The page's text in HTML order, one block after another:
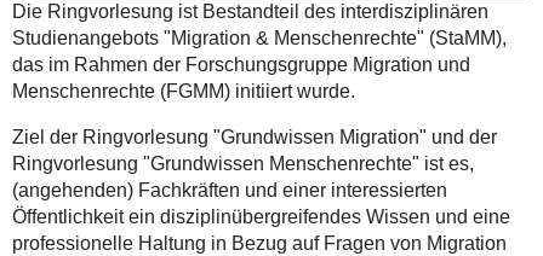
Hocks)
2025-
11-
24T16:00:00+01:00
2025-
11-
24T18:00:00+01:00
Die Ringvorlesung ist Bestandteil des interdisziplinären
Studienangebots "Migration & Menschenrechte" (StaMM),
das im Rahmen der Forschungsgruppe Migration und
Menschenrechte (FGMM) initiiert wurde.
Ziel der Ringvorlesung "Grundwissen Migration" und der
Ringvorlesung "Grundwissen Menschenrechte" ist es,
(angehenden) Fachkräften und einer interessierten
Öffentlichkeit ein disziplinübergreifendes Wissen und eine
professionelle Haltung in Bezug auf Fragen von Migration